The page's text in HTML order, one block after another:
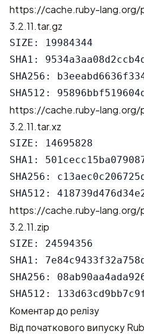
https://cache.ruby-
3.2.11.tar.gz
SIZE: 19984344
SHA1:
SHA256:
https://cache.ruby-
3.2.11.tar.xz
SIZE: 14695828
SHA1:
SHA256:
https://cache.ruby-
3.2.11.zip
SIZE: 24594356
SHA1:
SHA256:
Коментар до релізу
Від початкового випуску